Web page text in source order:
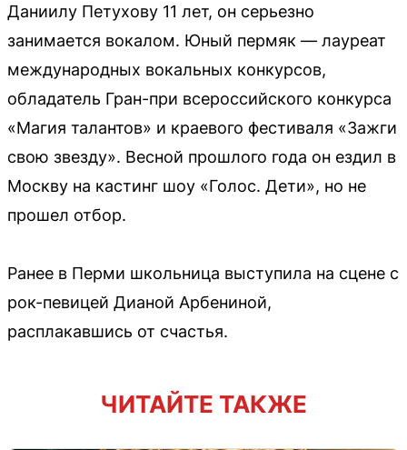
Даниилу Петухову 11 лет, он серьезно
занимается вокалом. Юный пермяк — лауреат
международных вокальных конкурсов,
обладатель Гран-при всероссийского конкурса
«Магия талантов» и краевого фестиваля «Зажги
свою звезду». Весной прошлого года он ездил в
Москву на кастинг шоу «Голос. Дети», но не
прошел отбор.
Ранее в Перми школьница выступила на сцене с
рок-певицей Дианой Арбениной,
расплакавшись от счастья.
ЧИТАЙТЕ ТАКЖЕ